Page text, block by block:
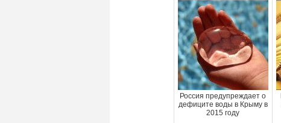
Россия предупреждает о
дефиците воды в Крыму в
2015 году